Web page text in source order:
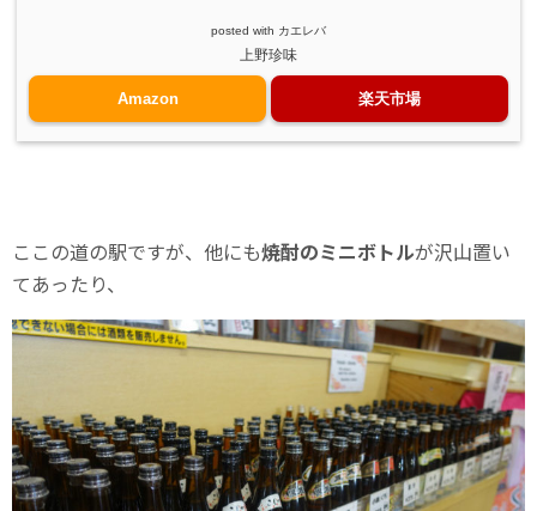
posted with カエレバ
上野珍味
Amazon 楽天市場
ここの道の駅ですが、他にも焼酎のミニボトルが沢山置い
てあったり、